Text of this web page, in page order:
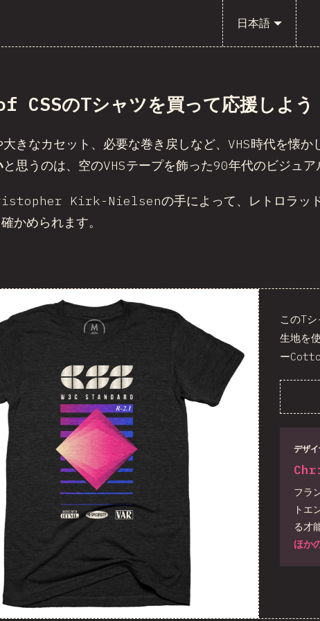
日本語
のTシャツを買って応援しよう
きなカセット、必要な巻き戻しなど、VHS時代を懐
と思うのは、空のVHSテープを飾った90年代のビジュア
Kirk-Nielsenの手によって、レトロラッド
かめられます。
このT
生地を
ー
デザ
フラ
トエ
る才
ほか